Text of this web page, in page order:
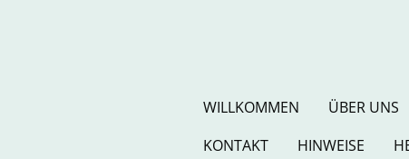
WILLKOMMEN ÜBER UNS
KONTAKT
HINWEISE